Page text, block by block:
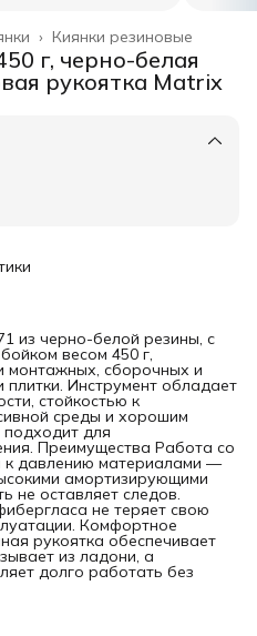
Киянки резиновые
›
г, черно-белая
рукоятка Matrix
из черно-белой резины, с
весом 450 г,
монтажных, сборочных и
Инструмент обладает
стойкостью к
среды и хорошим
для
Преимущества Работа со
к давлению материалами —
амортизирующими
не оставляет следов.
не теряет свою
Комфортное
рукоятка обеспечивает
из ладони, а
долго работать без